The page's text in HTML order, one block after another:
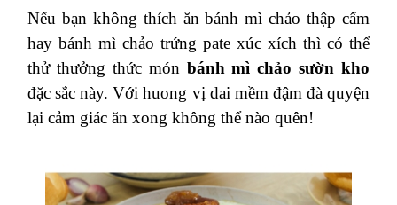
Nếu bạn không thích ăn bánh mì chảo thập cẩm
hay bánh mì chảo trứng pate xúc xích thì có thể
thử thưởng thức món bánh mì chảo sườn kho
đặc sắc này. Với huong vị dai mềm đậm đà quyện
lại cảm giác ăn xong không thể nào quên!